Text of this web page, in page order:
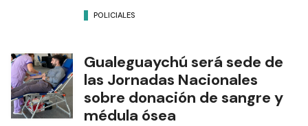
POLICIALES
Gualeguaychú será sede de
las Jornadas Nacionales
sobre donación de sangre y
médula ósea